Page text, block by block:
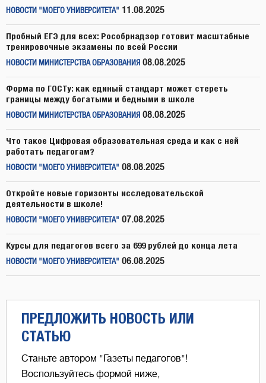
НОВОСТИ "МОЕГО УНИВЕРСИТЕТА" 11.08.2025
Пробный ЕГЭ для всех: Рособрнадзор готовит масштабные
тренировочные экзамены по всей России
НОВОСТИ МИНИСТЕРСТВА ОБРАЗОВАНИЯ 08.08.2025
Форма по ГОСТу: как единый стандарт может стереть
границы между богатыми и бедными в школе
НОВОСТИ МИНИСТЕРСТВА ОБРАЗОВАНИЯ 08.08.2025
Что такое Цифровая образовательная среда и как с ней
работать педагогам?
НОВОСТИ "МОЕГО УНИВЕРСИТЕТА" 08.08.2025
Откройте новые горизонты исследовательской
деятельности в школе!
НОВОСТИ "МОЕГО УНИВЕРСИТЕТА" 07.08.2025
Курсы для педагогов всего за 699 рублей до конца лета
НОВОСТИ "МОЕГО УНИВЕРСИТЕТА" 06.08.2025
ПРЕДЛОЖИТЬ НОВОСТЬ ИЛИ
СТАТЬЮ
Станьте автором "Газеты педагогов"!
Воспользуйтесь формой ниже,